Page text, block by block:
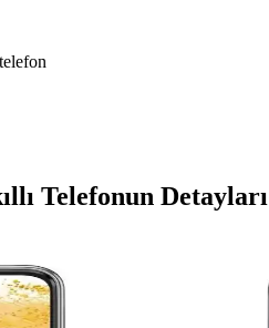
Telefonun Detayları